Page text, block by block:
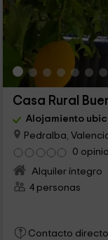
Casa Rural
Alojamiento
Pedralba,
0
Alquiler íntegro
4 personas
Contacto directo